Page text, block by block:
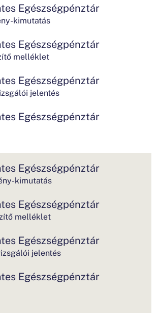
Egészségpénztár
kimutatás
Egészségpénztár
melléklet
Egészségpénztár
jelentés
Egészségpénztár
Egészségpénztár
kimutatás
Egészségpénztár
melléklet
Egészségpénztár
jelentés
Egészségpénztár